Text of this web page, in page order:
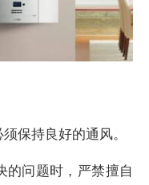
保持良好的通风。
的问题时，严禁擅自